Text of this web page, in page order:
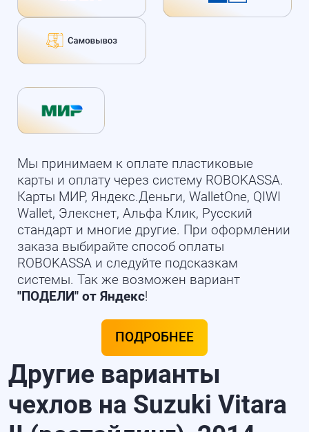
Мы принимаем к оплате пластиковые
карты и оплату через систему ROBOKASSA.
Карты МИР, Яндекс.Деньги, WalletOne, QIWI
Wallet, Элекснет, Альфа Клик, Русский
стандарт и многие другие. При оформлении
заказа выбирайте способ оплаты
ROBOKASSA и следуйте подсказкам
системы. Так же возможен вариант
"ПОДЕЛИ" от Яндекс!
ПОДРОБНЕЕ
Другие варианты
чехлов на Suzuki Vitara